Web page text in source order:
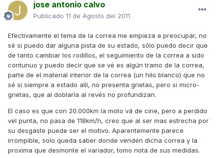
jose antonio calvo
Publicado 11 de Agosto del 2011
Efectivamente el tema de la correa me empieza a preocupar, no
sé si puedo dar alguna pista de su estado, sólo puedo decir que
de tanto cambiar los rodillos, el seguimiento de la correa a sido
contunuo y puedo decir que se vé es algún tramo de la correa,
parte de el material interior de la correa (un hilo blanco) que no
sé si siempre a estado allí, no presenta grietas, pero si micro-
grietas, que al doblarla al revés no profundizan.
El caso es que con 20.000km la moto vá de cine, pero a perdido
vel punta, no pasa de 118km/h, creo que al ser mas estrecha por
su desgaste puede ser el motivo. Aparentemente parece
irrompible, solo queda saber donde venden dicha correa y la
proxima que desmonte el variador, tomo nota de sus medidas.